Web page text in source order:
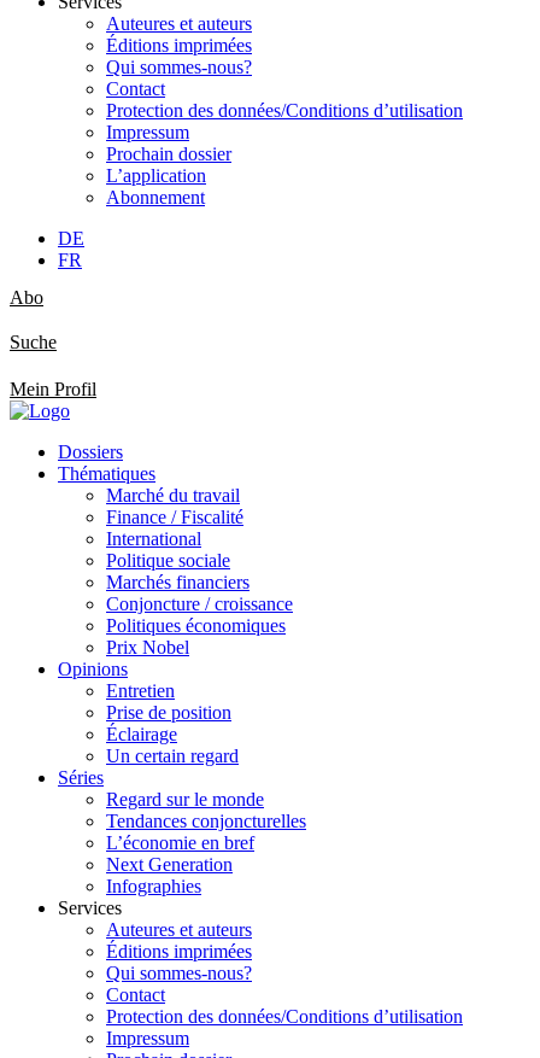
Auteures et auteurs
Éditions imprimées
Qui sommes-nous?
Contact
Protection des données/Conditions d’utilisation
Impressum
Prochain dossier
L’application
Abonnement
DE
FR
Abo
Suche
Mein Profil
Dossiers
Thématiques
Marché du travail
Finance / Fiscalité
International
Politique sociale
Marchés financiers
Conjoncture / croissance
Politiques économiques
Prix Nobel
Opinions
Entretien
Prise de position
Éclairage
Un certain regard
Séries
Regard sur le monde
Tendances conjoncturelles
L’économie en bref
Next Generation
Infographies
Services
Auteures et auteurs
Éditions imprimées
Qui sommes-nous?
Contact
Protection des données/Conditions d’utilisation
Impressum